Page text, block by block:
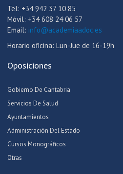
Tel: +34 942 37 10 85
Móvil: +34 608 24 06 57
Email: info@academiaadoc.es
Horario oficina: Lun-Jue de 16-19h
Oposiciones
Gobierno De Cantabria
Servicios De Salud
Ayuntamientos
Administración Del Estado
Cursos Monográficos
Otras